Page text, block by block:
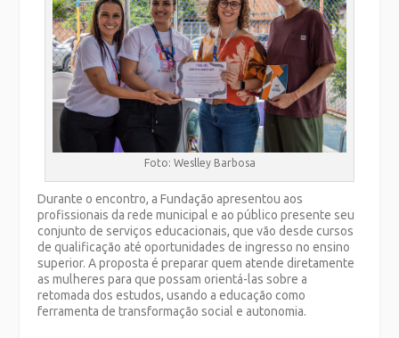
Foto: Weslley Barbosa
Durante o encontro, a Fundação apresentou aos
profissionais da rede municipal e ao público presente seu
conjunto de serviços educacionais, que vão desde cursos
de qualificação até oportunidades de ingresso no ensino
superior. A proposta é preparar quem atende diretamente
as mulheres para que possam orientá-las sobre a
retomada dos estudos, usando a educação como
ferramenta de transformação social e autonomia.